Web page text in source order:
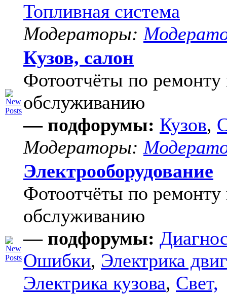
Топливная система
Модераторы:
Кузов, салон
Фотоотчёты по ремонту
обслуживанию
— подфорумы: Кузов,
Модераторы:
Электрооборудование
Фотоотчёты по ремонту
обслуживанию
— подфорумы:
Ошибки, Электрика
Электрика кузова, Свет,